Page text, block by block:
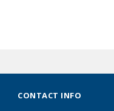
CONTACT INFO